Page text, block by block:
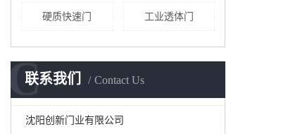
硬质快速门 工业透体门
联系我们 Contact Us
C
沈阳创新门业有限公司